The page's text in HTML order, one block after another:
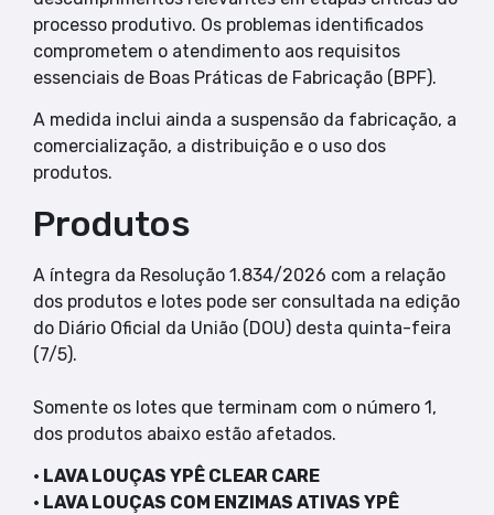
processo produtivo. Os problemas identificados
comprometem o atendimento aos requisitos
essenciais de Boas Práticas de Fabricação (BPF).
A medida inclui ainda a suspensão da fabricação, a
comercialização, a distribuição e o uso dos
produtos.
Produtos
A íntegra da Resolução 1.834/2026 com a relação
dos produtos e lotes pode ser consultada na edição
do Diário Oficial da União (DOU) desta quinta-feira
(7/5).
Somente os lotes que terminam com o número 1,
dos produtos abaixo estão afetados.
· LAVA LOUÇAS YPÊ CLEAR CARE
· LAVA LOUÇAS COM ENZIMAS ATIVAS YPÊ